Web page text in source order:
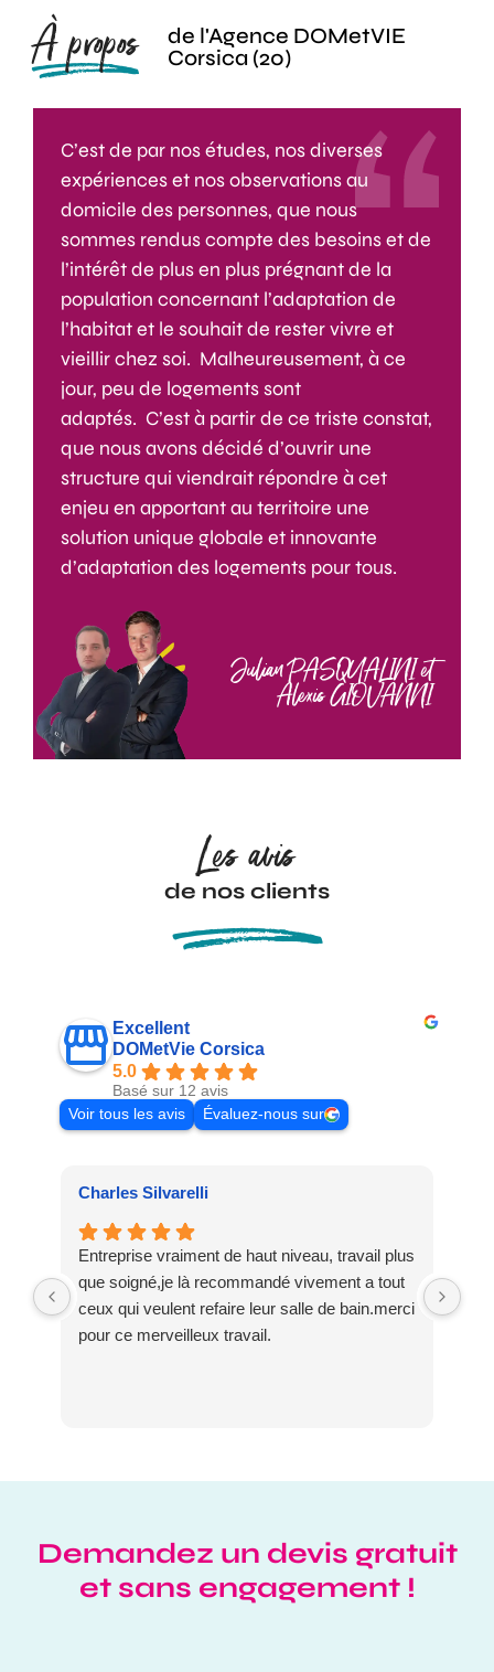
À propos
de l'Agence DOMetVIE
Corsica (20)
C’est de par nos études, nos diverses
expériences et nos observations au
domicile des personnes, que nous
sommes rendus compte des besoins et de
l’intérêt de plus en plus prégnant de la
population concernant l’adaptation de
l’habitat et le souhait de rester vivre et
vieillir chez soi. Malheureusement, à ce
jour, peu de logements sont
adaptés. C’est à partir de ce triste constat,
que nous avons décidé d’ouvrir une
structure qui viendrait répondre à cet
enjeu en apportant au territoire une
solution unique globale et innovante
d’adaptation des logements pour tous.
Julian PASQUALINI et
Alexis GIOVANNI
Les avis
de nos clients
Excellent
DOMetVie Corsica
5.0
Basé sur 12 avis
Voir tous les avis
Évaluez-nous sur
Charles Silvarelli
Entreprise vraiment de haut niveau, travail plus
que soigné,je là recommandé vivement a tout
ceux qui veulent refaire leur salle de bain.merci
pour ce merveilleux travail.
Demandez un devis gratuit
et sans engagement !